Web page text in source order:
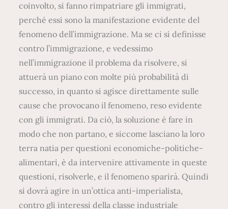
coinvolto, si fanno rimpatriare gli immigrati,
perché essi sono la manifestazione evidente del
fenomeno dell’immigrazione. Ma se ci si definisse
contro l’immigrazione, e vedessimo
nell’immigrazione il problema da risolvere, si
attuerà un piano con molte più probabilità di
successo, in quanto si agisce direttamente sulle
cause che provocano il fenomeno, reso evidente
con gli immigrati. Da ciò, la soluzione è fare in
modo che non partano, e siccome lasciano la loro
terra natia per questioni economiche-politiche-
alimentari, è da intervenire attivamente in queste
questioni, risolverle, e il fenomeno sparirà. Quindi
si dovrà agire in un’ottica anti-imperialista,
contro gli interessi della classe industriale